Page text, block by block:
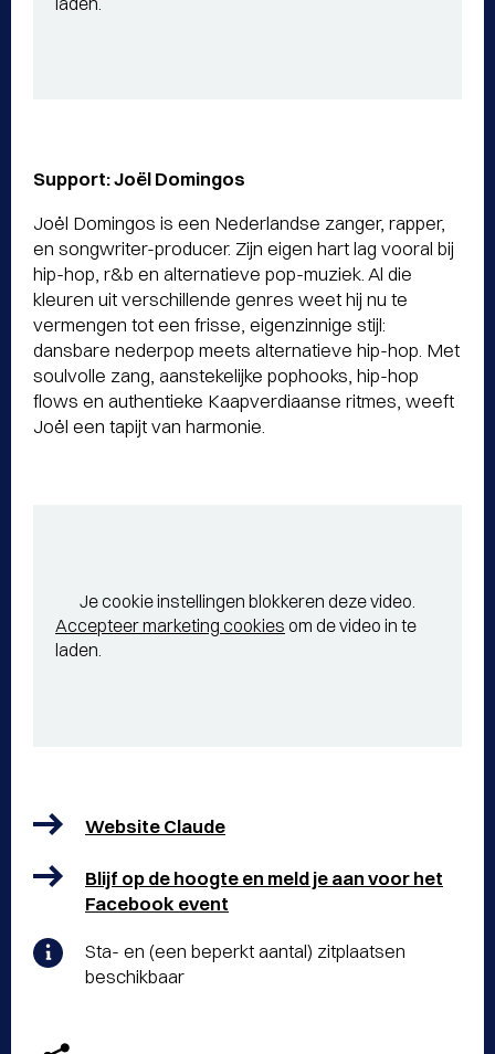
Support: Joël Domingos
Joël Domingos is een Nederlandse zanger, rapper,
en songwriter-producer. Zijn eigen hart lag vooral bij
hip-hop, r&b en alternatieve pop-muziek. Al die
kleuren uit verschillende genres weet hij nu te
vermengen tot een frisse, eigenzinnige stijl:
dansbare nederpop meets alternatieve hip-hop. Met
soulvolle zang, aanstekelijke pophooks, hip-hop
flows en authentieke Kaapverdiaanse ritmes, weeft
Joël een tapijt van harmonie.
Je cookie instellingen blokkeren deze video.
Accepteer marketing cookies om de video in te
laden.
Website Claude
Blijf op de hoogte en meld je aan voor het
Facebook event
Sta- en (een beperkt aantal) zitplaatsen
beschikbaar